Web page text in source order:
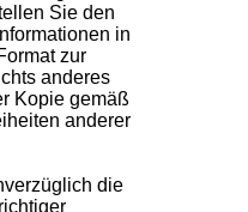
Sie den
in
zur
anderes
Kopie gemäß
anderer
die